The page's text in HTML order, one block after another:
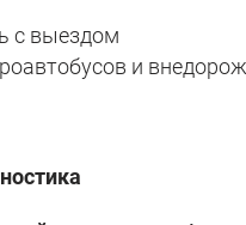
с выездом
и